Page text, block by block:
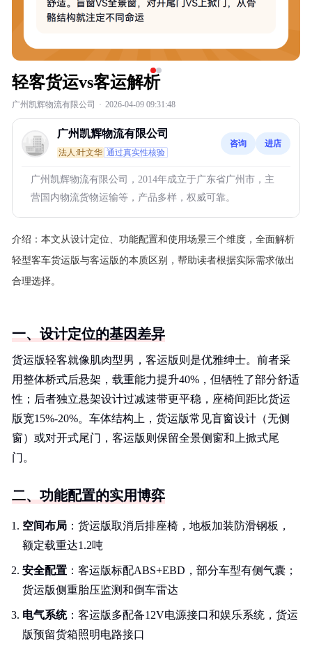
轻客货运vs客运解析
广州凯辉物流有限公司 · 2026-04-09 09:31:48
广州凯辉物流有限公司
法人:叶文华 通过真实性核验
咨询 进店
广州凯辉物流有限公司，2014年成立于广东省广州市，主
营国内物流货物运输等，产品多样，权威可靠。
介绍： 本文从设计定位、功能配置和使用场景三个维度，全面解析
轻型客车货运版与客运版的本质区别，帮助读者根据实际需求做出
合理选择。
一、设计定位的基因差异
货运版轻客就像肌肉型男，客运版则是优雅绅士。前者采
用整体桥式后悬架，载重能力提升40%，但牺牲了部分舒适
性；后者独立悬架设计过减速带更平稳，座椅间距比货运
版宽15%-20%。车体结构上，货运版常见盲窗设计（无侧
窗）或对开式尾门，客运版则保留全景侧窗和上掀式尾
门。
二、功能配置的实用博弈
空间布局 ：货运版取消后排座椅，地板加装防滑钢板，
额定载重达1.2吨
安全配置 ：客运版标配ABS+EBD，部分车型有侧气囊；
货运版侧重胎压监测和倒车雷达
电气系统：客运版多配备12V电源接口和娱乐系统，货运
版预留货箱照明电路接口